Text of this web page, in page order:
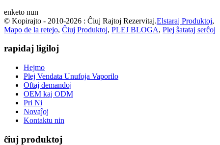
enketo nun
© Kopirajto - 2010-2026 : Ĉiuj Rajtoj Rezervitaj.Elstaraj Produktoj,
Mapo de la retejo, Ĉiuj Produktoj, PLEJ BLOGA, Plej ŝatataj serĉoj
rapidaj ligiloj
Hejmo
Plej Vendata Unufoja Vaporilo
Oftaj demandoj
OEM kaj ODM
Pri Ni
Novaĵoj
Kontaktu nin
ĉiuj produktoj